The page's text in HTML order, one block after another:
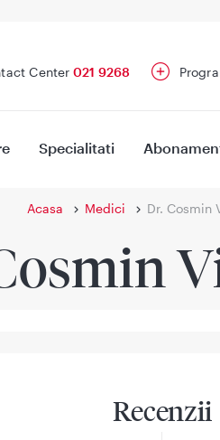
Center 021 9268
Specialitati
Acasa Medici Dr. Cosmin
Recenzii